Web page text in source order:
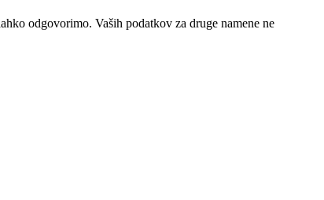
odgovorimo. Vaših podatkov za druge namene ne